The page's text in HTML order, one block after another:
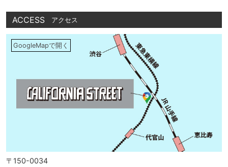
ACCESS アクセス
GoogleMapで開く
〒150-0034